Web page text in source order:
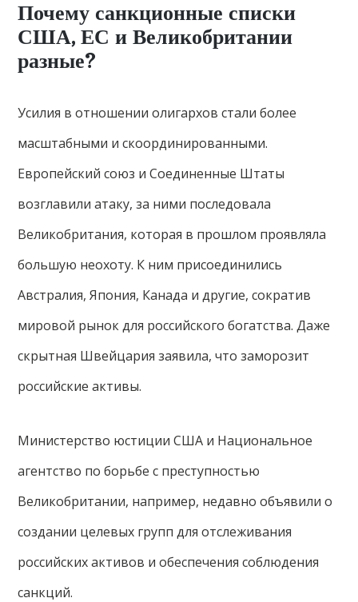
Почему санкционные списки
США, ЕС и Великобритании
разные?
Усилия в отношении олигархов стали более
масштабными и скоординированными.
Европейский союз и Соединенные Штаты
возглавили атаку, за ними последовала
Великобритания, которая в прошлом проявляла
большую неохоту. К ним присоединились
Австралия, Япония, Канада и другие, сократив
мировой рынок для российского богатства. Даже
скрытная Швейцария заявила, что заморозит
российские активы.
Министерство юстиции США и Национальное
агентство по борьбе с преступностью
Великобритании, например, недавно объявили о
создании целевых групп для отслеживания
российских активов и обеспечения соблюдения
санкций.